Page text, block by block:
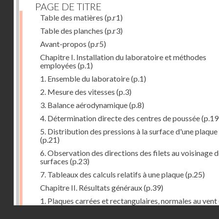
PAGE DE TITRE
Table des matières (p.r1)
Table des planches (p.r3)
Avant-propos (p.r5)
Chapitre I. Installation du laboratoire et méthodes
employées (p.1)
1. Ensemble du laboratoire(p.1)
2. Mesure des vitesses (p.3)
3. Balance aérodynamique(p.8)
4. Détermination directe des centres de poussée
5. Distribution des pressions à la surface d'une plaque
(p.21)
6. Observation des directions des filets au voisinage
surfaces (p.23)
7. Tableaux des calculs relatifs à une plaque(p.25)
Chapitre II. Résultats généraux(p.39)
1. Plaques carrées et rectangulaires, normales au vent